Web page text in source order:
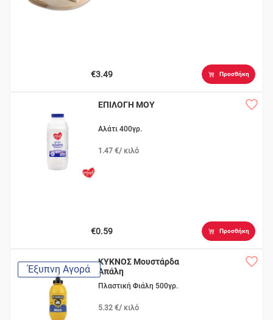
€3.49 Προσθήκη
ΕΠΙΛΟΓΗ ΜΟΥ
Αλάτι 400γρ.
1.47 €/ κιλό
€0.59 Προσθήκη
Έξυπνη Αγορά
ΚΥΚΝΟΣ Μουστάρδα
Απάλη
Πλαστική Φιάλη 500γρ.
5.32 €/ κιλό